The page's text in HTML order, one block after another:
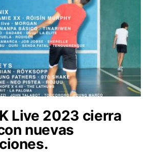
Live 2023 cierra
nuevas